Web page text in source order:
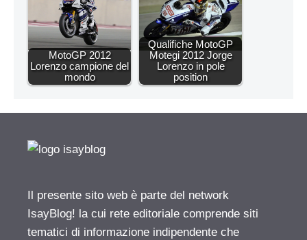
MotoGP 2012
Lorenzo campione del
mondo
Qualifiche MotoGP
Motegi 2012 Jorge
Lorenzo in pole
position
Il presente sito web è parte del network
IsayBlog! la cui rete editoriale comprende siti
tematici di informazione indipendente che